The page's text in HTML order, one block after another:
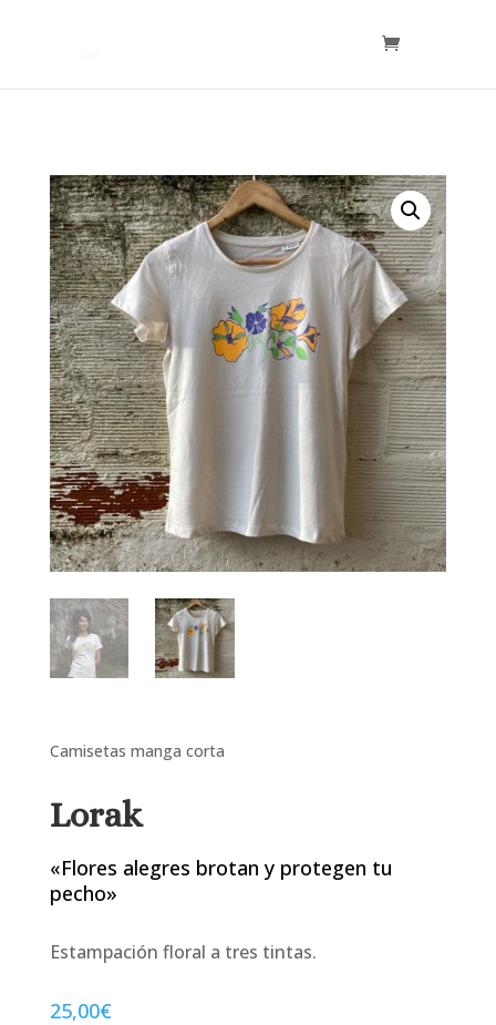
Camisetas manga corta
Lorak
«Flores alegres brotan y protegen tu
pecho»
Estampación floral a tres tintas.
25,00€